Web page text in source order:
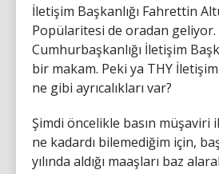
İletişim Başkanlığı Fahrettin
Popülaritesi de oradan geliyor.
Cumhurbaşkanlığı İletişim
bir makam. Peki ya THY
ne gibi ayrıcalıkları var?
Şimdi öncelikle basın müşaviri
ne kadardı bilemediğim için,
yılında aldığı maaşları baz